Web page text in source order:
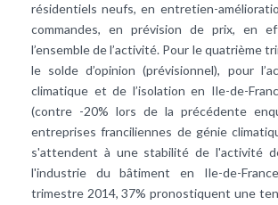
résidentiels neufs, en entretien-
commandes, en prévision de prix, en
l’ensemble de l’activité. Pour le quatrième
le solde d’opinion (prévisionnel), pour
climatique et de l’isolation en Ile-de-
(contre -20% lors de la précédente
entreprises franciliennes de génie
s'attendent à une stabilité de l'activité
l'industrie du bâtiment en Ile-de-
trimestre 2014, 37% pronostiquent une